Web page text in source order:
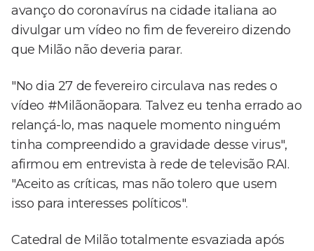
avanço do coronavírus na cidade italiana ao
divulgar um vídeo no fim de fevereiro dizendo
que Milão não deveria parar.
"No dia 27 de fevereiro circulava nas redes o
vídeo #Milãonãopara. Talvez eu tenha errado ao
relançá-lo, mas naquele momento ninguém
tinha compreendido a gravidade desse virus",
afirmou em entrevista à rede de televisão RAI.
"Aceito as críticas, mas não tolero que usem
isso para interesses políticos".
Catedral de Milão totalmente esvaziada após